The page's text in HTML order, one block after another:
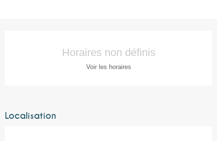
Horaires non définis
Voir les horaires
Localisation